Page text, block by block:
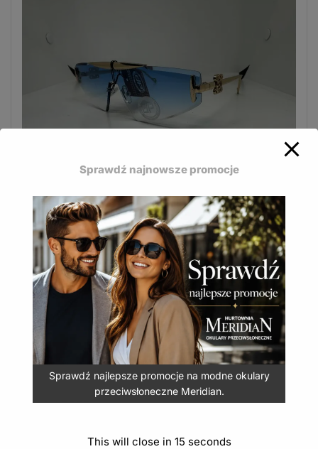
codzienne stylizacje.
JP-622 C
16,50zł (20,30zł z VAT)
DODAJ DO KOSZYKA
Nowości 2026
Okulary przeciwsłoneczne Seevision
Sprawdź najnowsze promocje
Sprawdź najlepsze promocje na modne okulary
przeciwsłoneczne Meridian.
This will close in 14 seconds